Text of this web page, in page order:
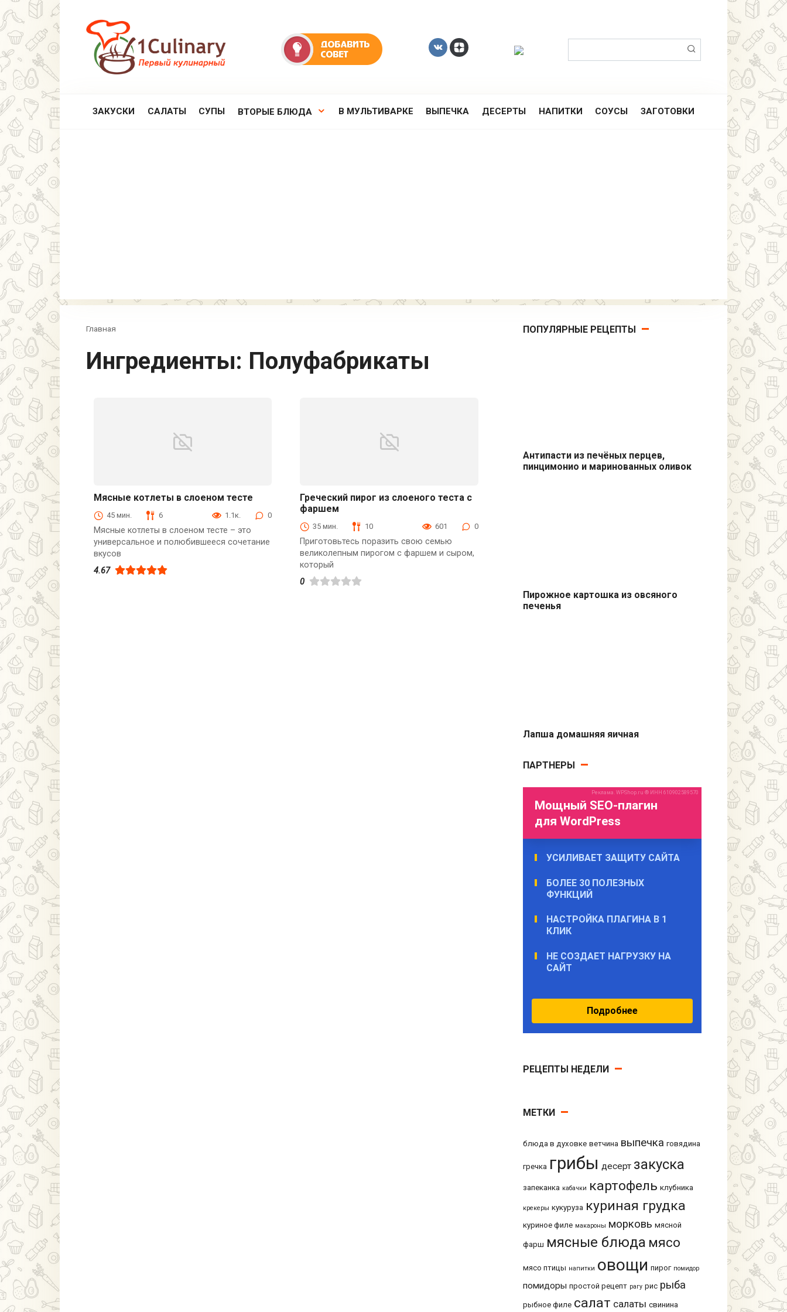
Перейти
к
контенту
ЗАКУСКИ САЛАТЫ СУПЫ ВТОРЫЕ БЛЮДА В МУЛЬТИВАРКЕ ВЫПЕЧКА ДЕСЕРТЫ НАПИТКИ СОУСЫ ЗАГОТОВКИ
Главная
Ингредиенты: Полуфабрикаты
Мясные котлеты в слоеном тесте
45 мин. 6 1.1к. 0
Мясные котлеты в слоеном тесте – это
универсальное и полюбившееся сочетание
вкусов
4.67
Вторые блюда
Греческий пирог из слоеного теста с
фаршем
35 мин. 10 601 0
Приготовьтесь поразить свою семью
великолепным пирогом с фаршем и сыром,
который
0
ПОПУЛЯРНЫЕ РЕЦЕПТЫ
Закуски
Антипасти из печёных перцев,
пинцимонио и маринованных оливок
Выпечка
Пирожное картошка из овсяного
печенья
Лапша домашняя яичная
ПАРТНЕРЫ
РЕЦЕПТЫ НЕДЕЛИ
МЕТКИ
блюда в духовке ветчина выпечка говядина
гречка грибы десерт закуска
запеканка кабачки картофель клубника
крекеры кукуруза куриная грудка
куриное филе макароны морковь мясной
фарш мясные блюда мясо
мясо птицы напитки овощи пирог помидор
помидоры простой рецепт рагу рис рыба
рыбное филе салат салаты свинина